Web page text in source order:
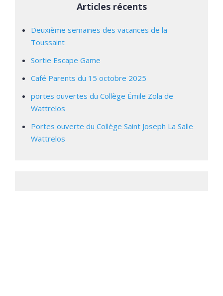
Articles récents
Deuxième semaines des vacances de la
Toussaint
Sortie Escape Game
Café Parents du 15 octobre 2025
portes ouvertes du Collège Émile Zola de
Wattrelos
Portes ouverte du Collège Saint Joseph La Salle
Wattrelos